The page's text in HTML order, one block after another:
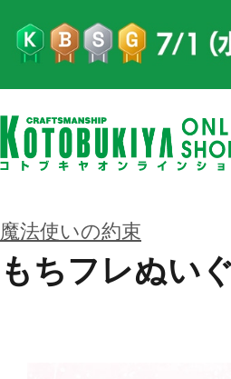
魔法使いの約束
もちフレぬい